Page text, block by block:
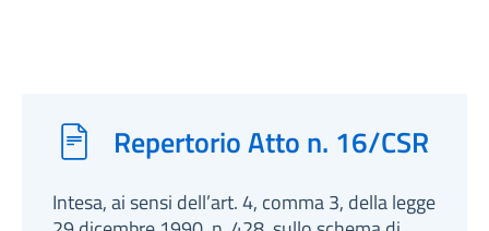
Repertorio Atto n. 16/CSR
Intesa, ai sensi dell’art. 4, comma 3, della legge